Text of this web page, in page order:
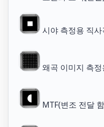
시야 측정용 직사
왜곡 이미지 측
MTF(변조 전달